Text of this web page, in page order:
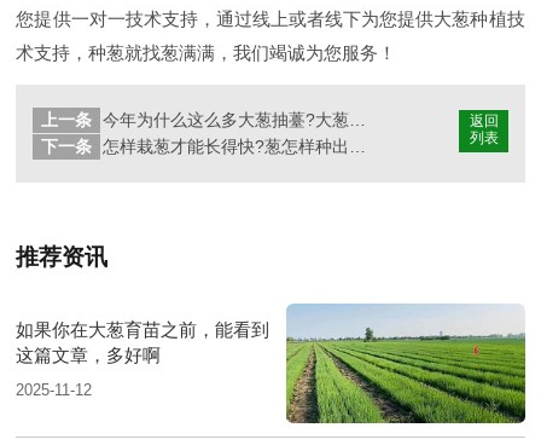
您提供一对一技术支持，通过线上或者线下为您提供大葱种植技
术支持，种葱就找葱满满，我们竭诚为您服务！
返回
列表
上一条
下一条
推荐资讯
如果你在大葱育苗之前，能看到
这篇文章，多好啊
2025-11-12